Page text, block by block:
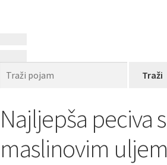
Traži
Najljepša peciva s
maslinovim uljem